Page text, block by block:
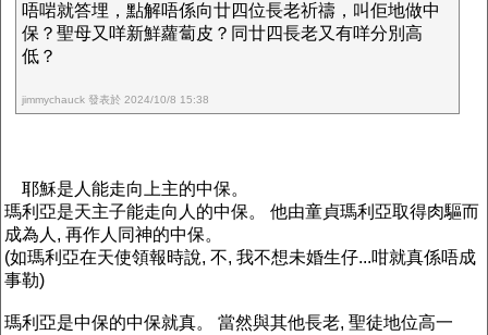
唔啱就答埋，點解唔係向廿四位長老祈禱，叫佢地做中
保？聖母又咩新鮮蘿蔔皮？同廿四長老又有咩分別高
低？
jimmychauck 發表於 2024/10/8 15:38
耶穌是人能走向上主的中保。
瑪利亞是天主子能走向人的中保。 他由童貞瑪利亞取得肉驅而
成為人, 再作人同神的中保。
(如瑪利亞在天使領報時說, 不, 我不想未婚生仔...咁就真係唔成
事勒)
瑪利亞是中保的中保就真。 當然與其他長老, 聖徒地位高一